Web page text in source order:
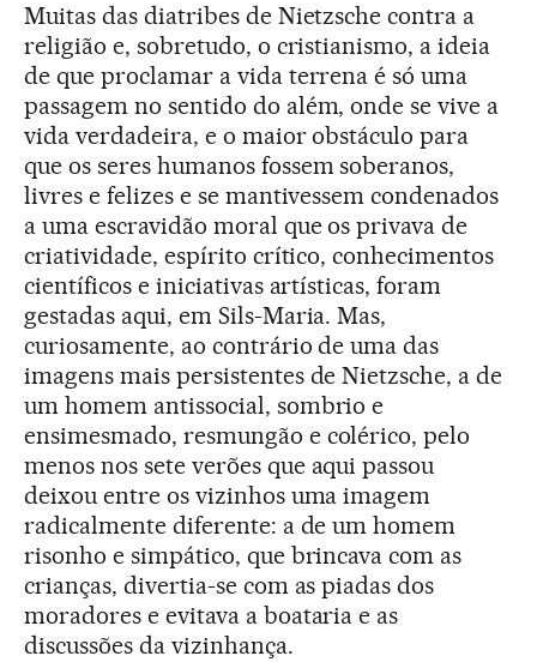
Muitas das diatribes de Nietzsche contra a
religião e, sobretudo, o cristianismo, a ideia
de que proclamar a vida terrena é só uma
passagem no sentido do além, onde se vive a
vida verdadeira, e o maior obstáculo para
que os seres humanos fossem soberanos,
livres e felizes e se mantivessem condenados
a uma escravidão moral que os privava de
criatividade, espírito crítico, conhecimentos
científicos e iniciativas artísticas, foram
gestadas aqui, em Sils-Maria. Mas,
curiosamente, ao contrário de uma das
imagens mais persistentes de Nietzsche, a de
um homem antissocial, sombrio e
ensimesmado, resmungão e colérico, pelo
menos nos sete verões que aqui passou
deixou entre os vizinhos uma imagem
radicalmente diferente: a de um homem
risonho e simpático, que brincava com as
crianças, divertia-se com as piadas dos
moradores e evitava a boataria e as
discussões da vizinhança.